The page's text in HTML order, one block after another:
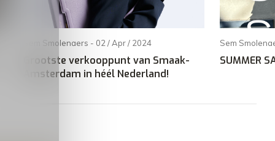
Sem Smolenaers - 02 / Apr / 2024
Grootste verkooppunt van Smaak-
Amsterdam in héél Nederland!
Sem
SUMMER